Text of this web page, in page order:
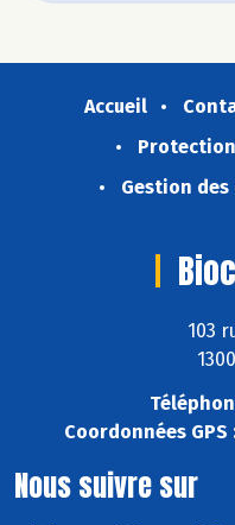
Accueil
Gestion des
103
Coordonnées GPS
Nous suivre sur